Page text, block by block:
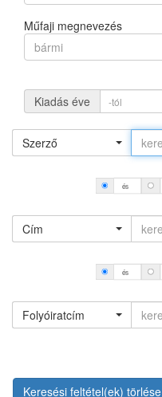
Műfaji megnevezés
bármi
Kiadás éve
Szerző
és
Cím
és
Folyóiratcím
Keresési feltétel(ek) törlése